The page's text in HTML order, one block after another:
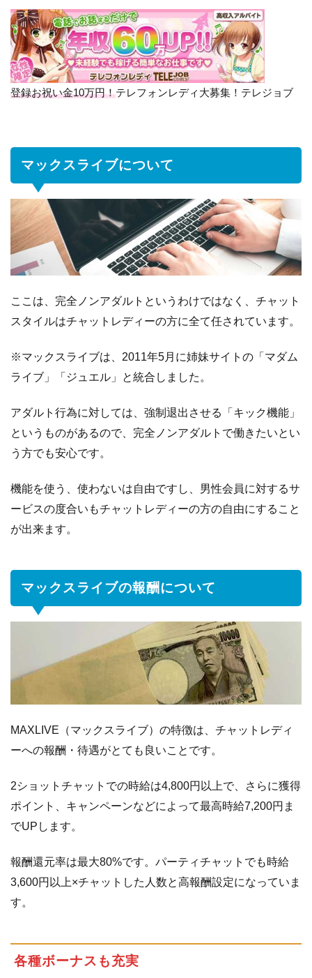
ッ
ク
ス
ラ
イ
ブ
て
2
マ
ッ
ク
ス
の
報
に
2.1 各
種
ナ
ス
も
報
い
い
3
マ
ク
ス
イ
の
記
登録お祝い金10万円！テレフォンレディ大募集！テレジョブ
マックスライブについて
ここは、完全ノンアダルトというわけではなく、チャット
スタイルはチャットレディーの方に全て任されています。
※マックスライブは、2011年5月に姉妹サイトの「マダム
ライブ」「ジュエル」と統合しました。
アダルト行為に対しては、強制退出させる「キック機能」
というものがあるので、完全ノンアダルトで働きたいとい
う方でも安心です。
機能を使う、使わないは自由ですし、男性会員に対するサ
ービスの度合いもチャットレディーの方の自由にすること
が出来ます。
マックスライブの報酬について
MAXLIVE（マックスライブ）の特徴は、チャットレディ
ーへの報酬・待遇がとても良いことです。
2ショットチャットでの時給は4,800円以上で、さらに獲得
ポイント、キャンペーンなどによって最高時給7,200円ま
でUPします。
報酬還元率は最大80%です。パーティチャットでも時給
3,600円以上×チャットした人数と高報酬設定になっていま
す。
各種ボーナスも充実